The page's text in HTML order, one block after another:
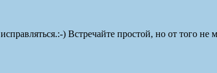
) Встречайте простой, но от того не